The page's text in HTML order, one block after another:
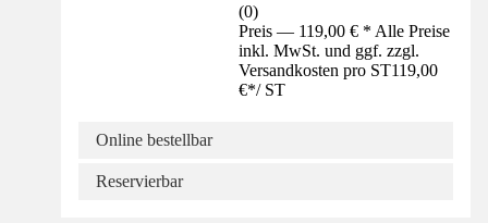
(0)
Preis — 119,00 € * Alle Preise
inkl. MwSt. und ggf. zzgl.
Versandkosten pro ST119,00
€*/ ST
Online bestellbar
Reservierbar